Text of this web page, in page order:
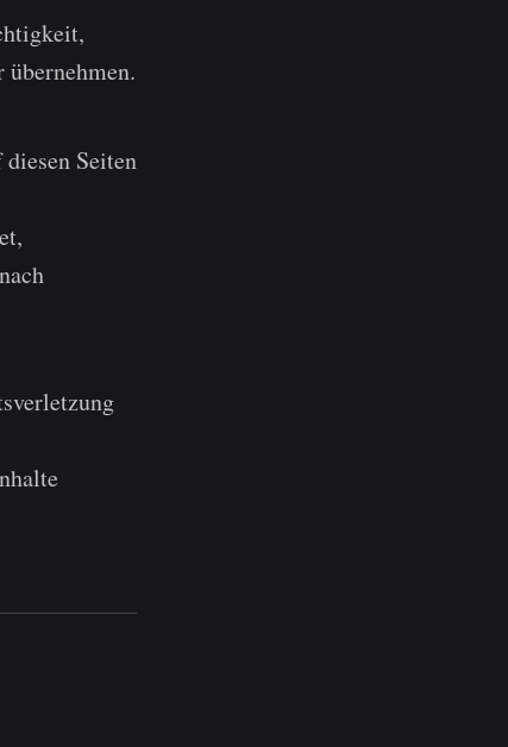
Seiten